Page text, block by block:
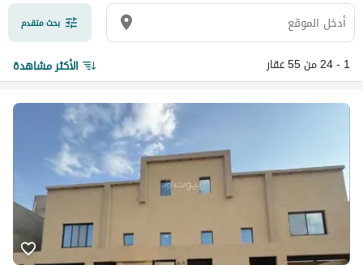
بحث متقدم
1 - 24 من 55 عقار الأكثر مشاهدة